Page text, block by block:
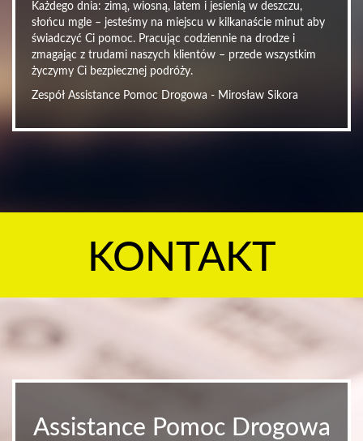
Każdego dnia: zimą, wiosną, latem i jesienią w deszczu,
słońcu mgle – jesteśmy na miejscu w kilkanaście minut aby
świadczyć Ci pomoc. Pracując codziennie na drodze i
zmagając z trudami naszych klientów – przede wszystkim
życzymy Ci bezpiecznej podróży.
Zespół Assistance Pomoc Drogowa - Mirosław Sikora
KONTAKT
Assistance Pomoc Drogowa